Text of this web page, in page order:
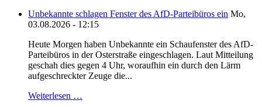
Unbekannte schlagen Fenster des AfD-Parteibüros ein Mo,
03.08.2026 - 12:15
Heute Morgen haben Unbekannte ein Schaufenster des AfD-
Parteibüros in der Osterstraße eingeschlagen. Laut Mitteilung
geschah dies gegen 4 Uhr, woraufhin ein durch den Lärm
aufgeschreckter Zeuge die...
Weiterlesen …